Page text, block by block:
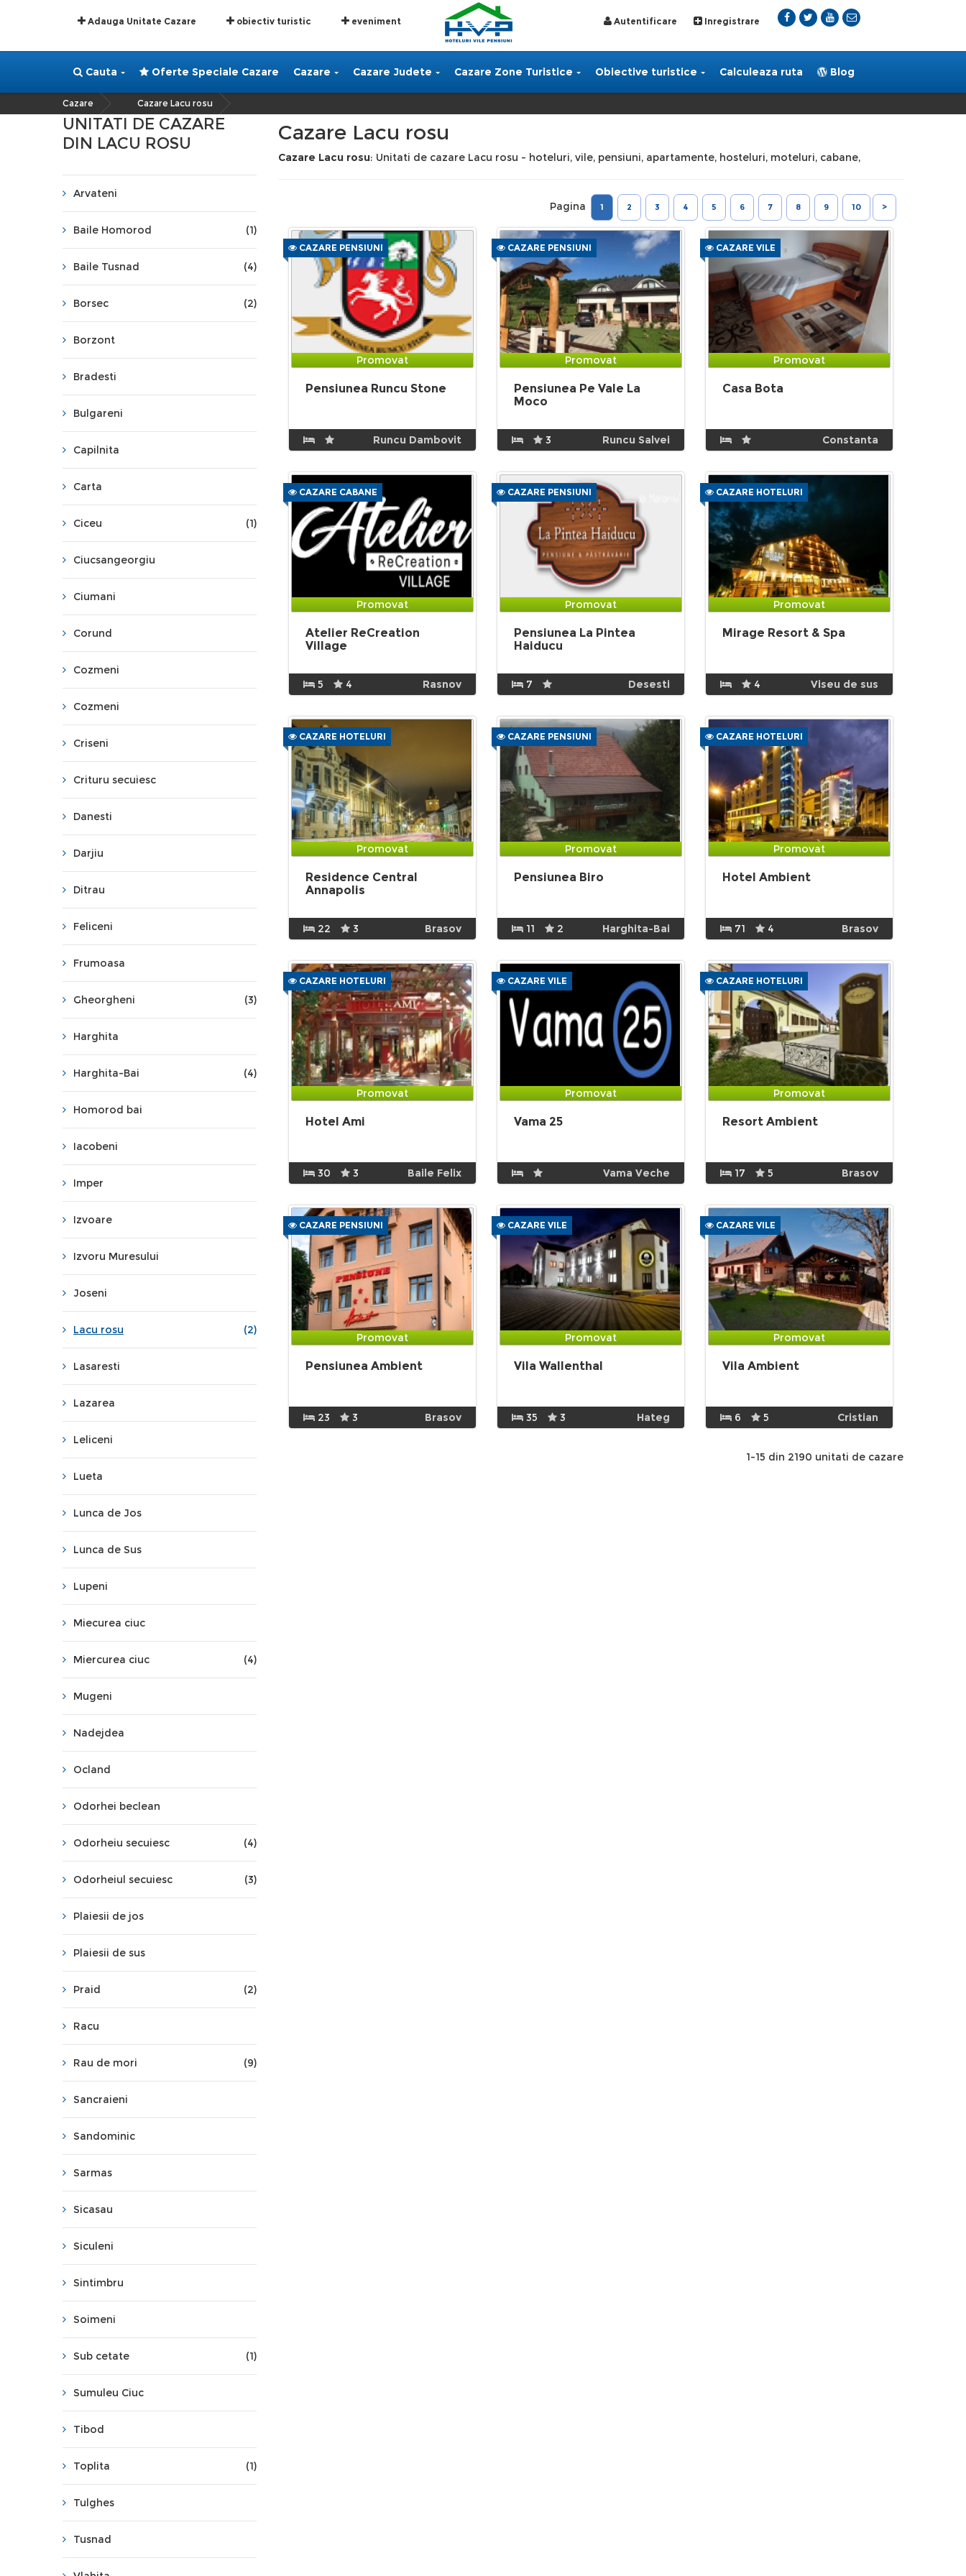
Adauga Unitate Cazare obiectiv turistic eveniment Autentificare Inregistrare
Cauta Oferte Speciale Cazare Cazare Cazare Judete Cazare Zone Turistice Obiective turistice Calculeaza ruta Blog
Cazare Cazare Lacu rosu
UNITATI DE CAZARE
DIN LACU ROSU
Arvateni
Baile Homorod (1)
Baile Tusnad (4)
Borsec (2)
Borzont
Bradesti
Bulgareni
Capilnita
Carta
Ciceu (1)
Ciucsangeorgiu
Ciumani
Corund
Cozmeni
Cozmeni
Criseni
Crituru secuiesc
Danesti
Darjiu
Ditrau
Feliceni
Frumoasa
Gheorgheni (3)
Harghita
Harghita-Bai (4)
Homorod bai
Iacobeni
Imper
Izvoare
Izvoru Muresului
Joseni
Lacu rosu (2)
Lasaresti
Lazarea
Leliceni
Lueta
Lunca de Jos
Lunca de Sus
Lupeni
Miecurea ciuc
Miercurea ciuc (4)
Mugeni
Nadejdea
Ocland
Odorhei beclean
Odorheiu secuiesc (4)
Odorheiul secuiesc (3)
Plaiesii de jos
Plaiesii de sus
Praid (2)
Racu
Rau de mori (9)
Sancraieni
Sandominic
Sarmas
Sicasau
Siculeni
Sintimbru
Soimeni
Sub cetate (1)
Sumuleu Ciuc
Tibod
Toplita (1)
Tulghes
Tusnad
Cazare Lacu rosu
Cazare Lacu rosu: Unitati de cazare Lacu rosu - hoteluri, vile, pensiuni, apartamente, hosteluri, moteluri, cabane,
Pagina 1 2 3 4 5 6 7 8 9 10 >
CAZARE PENSIUNI
Promovat
Pensiunea Runcu Stone
Runcu Dambovit
CAZARE PENSIUNI
Promovat
Pensiunea Pe Vale La
Moco
3 Runcu Salvei
CAZARE VILE
Promovat
Casa Bota
Constanta
CAZARE CABANE
Promovat
Atelier ReCreation
Village
5 4 Rasnov
CAZARE PENSIUNI
Promovat
Pensiunea La Pintea
Haiducu
7 Desesti
CAZARE HOTELURI
Promovat
Mirage Resort & Spa
4 Viseu de sus
CAZARE HOTELURI
Promovat
Residence Central
Annapolis
22 3 Brasov
CAZARE PENSIUNI
Promovat
Pensiunea Biro
11 2 Harghita-Bai
CAZARE HOTELURI
Promovat
Hotel Ambient
71 4 Brasov
CAZARE HOTELURI
Promovat
Hotel Ami
30 3 Baile Felix
CAZARE VILE
Promovat
Vama 25
Vama Veche
CAZARE HOTELURI
Promovat
Resort Ambient
17 5 Brasov
CAZARE PENSIUNI
Promovat
Pensiunea Ambient
23 3 Brasov
CAZARE VILE
Promovat
Vila Wallenthal
35 3 Hateg
CAZARE VILE
Promovat
Vila Ambient
6 5 Cristian
1-15 din 2190 unitati de cazare